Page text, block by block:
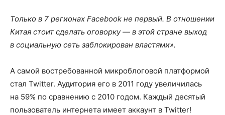
Только в 7 регионах Facebook не первый. В отношении
Китая стоит сделать оговорку — в этой стране выход
в социальную сеть заблокирован властями».
А самой востребованной микроблоговой платформой
стал Twitter. Аудитория его в 2011 году увеличилась
на 59% по сравнению с 2010 годом. Каждый десятый
пользователь интернета имеет аккаунт в Twitter!